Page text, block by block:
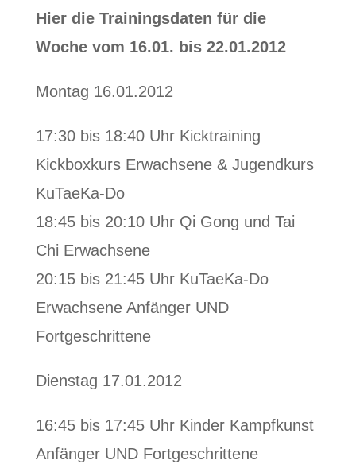
Hier die Trainingsdaten für die
Woche vom 16.01. bis 22.01.2012
Montag 16.01.2012
17:30 bis 18:40 Uhr Kicktraining
Kickboxkurs Erwachsene & Jugendkurs
KuTaeKa-Do
18:45 bis 20:10 Uhr Qi Gong und Tai
Chi Erwachsene
20:15 bis 21:45 Uhr KuTaeKa-Do
Erwachsene Anfänger UND
Fortgeschrittene
Dienstag 17.01.2012
16:45 bis 17:45 Uhr Kinder Kampfkunst
Anfänger UND Fortgeschrittene